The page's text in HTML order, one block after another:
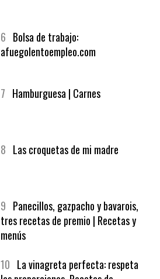
6Bolsa de trabajo:
9Panecillos, gazpacho y bavarois,
tres recetas de premio | Recetas y
menús